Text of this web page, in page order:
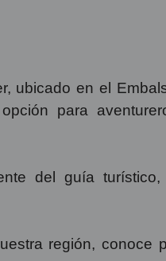
ubicado en el
para
del guía
región, conoce